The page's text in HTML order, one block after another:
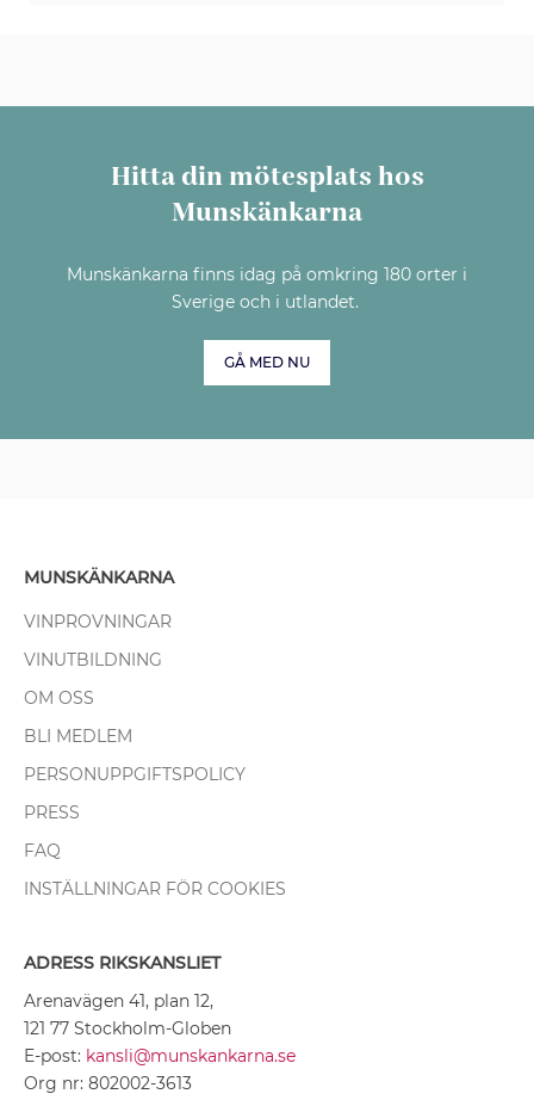
Hitta din mötesplats hos
Munskänkarna
Munskänkarna finns idag på omkring 180 orter i
Sverige och i utlandet.
GÅ MED NU
MUNSKÄNKARNA
VINPROVNINGAR
VINUTBILDNING
OM OSS
BLI MEDLEM
PERSONUPPGIFTSPOLICY
PRESS
FAQ
INSTÄLLNINGAR FÖR COOKIES
ADRESS RIKSKANSLIET
Arenavägen 41, plan 12,
121 77 Stockholm-Globen
E-post: kansli@munskankarna.se
Org nr: 802002-3613